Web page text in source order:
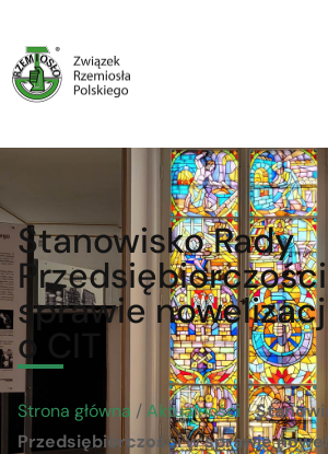
Stanowisko Rady
sprawie
o CIT
Strona główna /Aktualności /
Przedsiębiorczości w sprawie